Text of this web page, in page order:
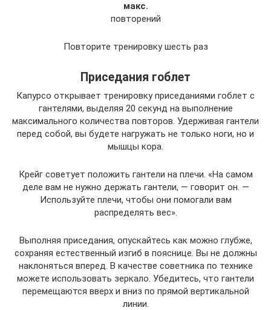
макс.
повторений
Повторите тренировку шесть раз
Приседания гоблет
Капурсо открывает тренировку приседаниями гоблет с
гантелями, выделяя 20 секунд на выполнение
максимального количества повторов. Удерживая гантели
перед собой, вы будете нагружать не только ноги, но и
мышцы кора.
Крейг советует положить гантели на плечи. «На самом
деле вам не нужно держать гантели, — говорит он. —
Используйте плечи, чтобы они помогали вам
распределять вес».
Выполняя приседания, опускайтесь как можно глубже,
сохраняя естественный изгиб в пояснице. Вы не должны
наклоняться вперед. В качестве советника по технике
можете использовать зеркало. Убедитесь, что гантели
перемещаются вверх и вниз по прямой вертикальной
линии.